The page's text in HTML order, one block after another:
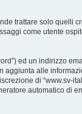
trattare solo quelli
come utente
ed un indirizzo
aggiunta alle
di “www.sv-
automatico di